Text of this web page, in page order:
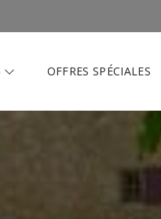
OFFRES SPÉCIALES